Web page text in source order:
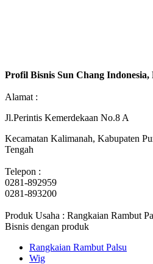
Profil Bisnis Sun Chang Indonesia,
Alamat :
Jl.Perintis Kemerdekaan No.8 A
Kecamatan Kalimanah, Kabupaten
Tengah
Telepon :
0281-892959
0281-893200
Produk Usaha : Rangkaian Rambut
Bisnis dengan produk
Rangkaian Rambut Palsu
Wig